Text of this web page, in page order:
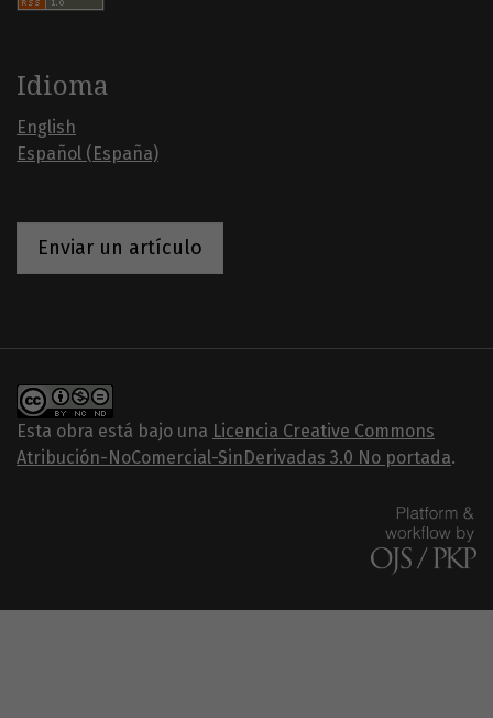
Idioma
English
Español (España)
Enviar un artículo
Esta obra está bajo una Licencia Creative Commons
Atribución-NoComercial-SinDerivadas 3.0 No portada.